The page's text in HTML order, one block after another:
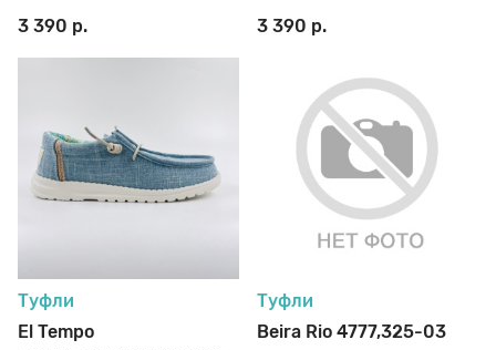
3 390 р. 3 390 р.
Туфли
El Tempo
Туфли
Beira Rio 4777,325-03